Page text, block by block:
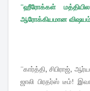
''ஹீரோக்கள்
ஆரோக்கியமான
''கார்த்தி, சிபிராஜ்,
ஜாலி பிரதர்ஸ் டீம்!